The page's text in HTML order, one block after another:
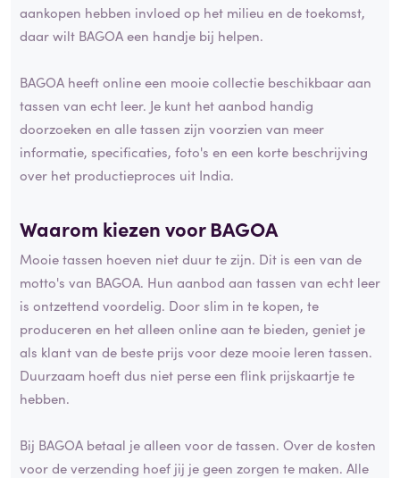
aankopen hebben invloed op het milieu en de toekomst,
daar wilt BAGOA een handje bij helpen.
BAGOA heeft online een mooie collectie beschikbaar aan
tassen van echt leer. Je kunt het aanbod handig
doorzoeken en alle tassen zijn voorzien van meer
informatie, specificaties, foto's en een korte beschrijving
over het productieproces uit India.
Waarom kiezen voor BAGOA
Mooie tassen hoeven niet duur te zijn. Dit is een van de
motto's van BAGOA. Hun aanbod aan tassen van echt leer
is ontzettend voordelig. Door slim in te kopen, te
produceren en het alleen online aan te bieden, geniet je
als klant van de beste prijs voor deze mooie leren tassen.
Duurzaam hoeft dus niet perse een flink prijskaartje te
hebben.
Bij BAGOA betaal je alleen voor de tassen. Over de kosten
voor de verzending hoef jij je geen zorgen te maken. Alle